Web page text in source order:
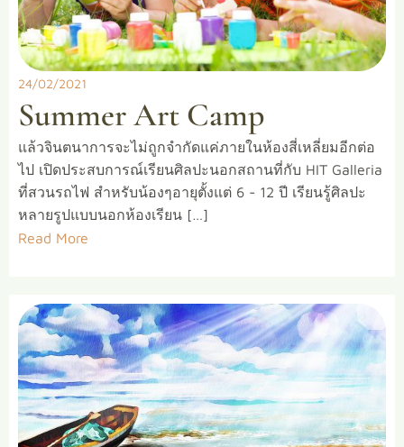
24/02/2021
Summer Art Camp
แล้วจินตนาการจะไม่ถูกจำกัดแค่ภายในห้องสี่เหลี่ยมอีกต่อ
ไป เปิดประสบการณ์เรียนศิลปะนอกสถานที่กับ HIT Galleria
ที่สวนรถไฟ สำหรับน้องๆอายุตั้งแต่ 6 - 12 ปี เรียนรู้ศิลปะ
หลายรูปแบบนอกห้องเรียน […]
Read More